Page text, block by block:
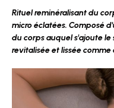
Rituel reminéralisant du
micro éclatées. Composé
du corps auquel s'ajoute le
revitalisée et lissée